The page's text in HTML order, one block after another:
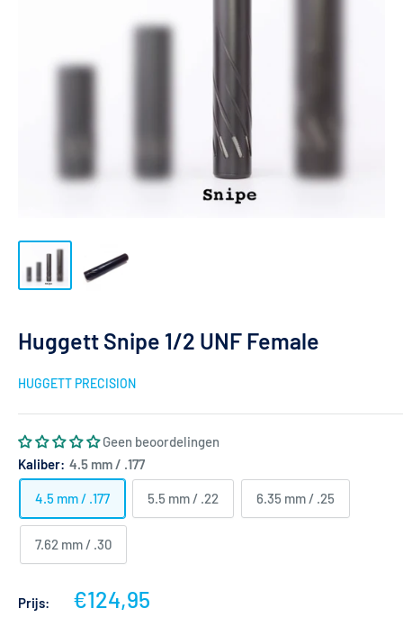
Huggett Snipe 1/2 UNF Female
HUGGETT PRECISION
Geen beoordelingen
Kaliber: 4.5 mm / .177
4.5 mm / .177 5.5 mm / .22 6.35 mm / .25
7.62 mm / .30
Prijs: Actieprijs
€124,95